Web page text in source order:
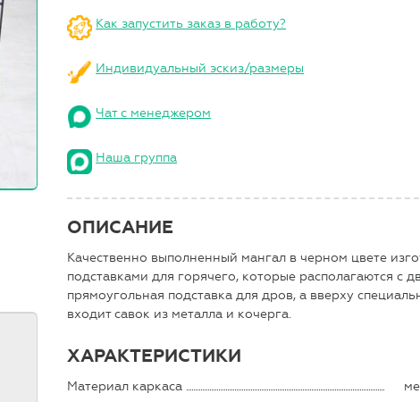
Как запустить заказ в работу?
Индивидуальный эскиз/размеры
Чат с менеджером
Наша группа
ОПИСАНИЕ
Качественно выполненный мангал в черном цвете
подставками для горячего, которые располагаются с
прямоугольная подставка для дров, а вверху
входит савок из металла и кочерга.
ХАРАКТЕРИСТИКИ
Материал каркаса